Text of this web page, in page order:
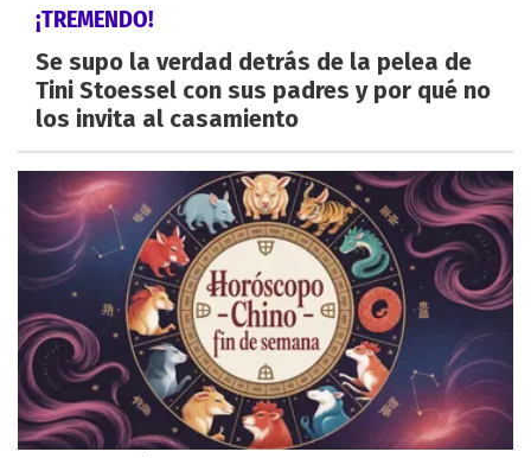
¡TREMENDO!
Se supo la verdad detrás de la pelea de
Tini Stoessel con sus padres y por qué no
los invita al casamiento